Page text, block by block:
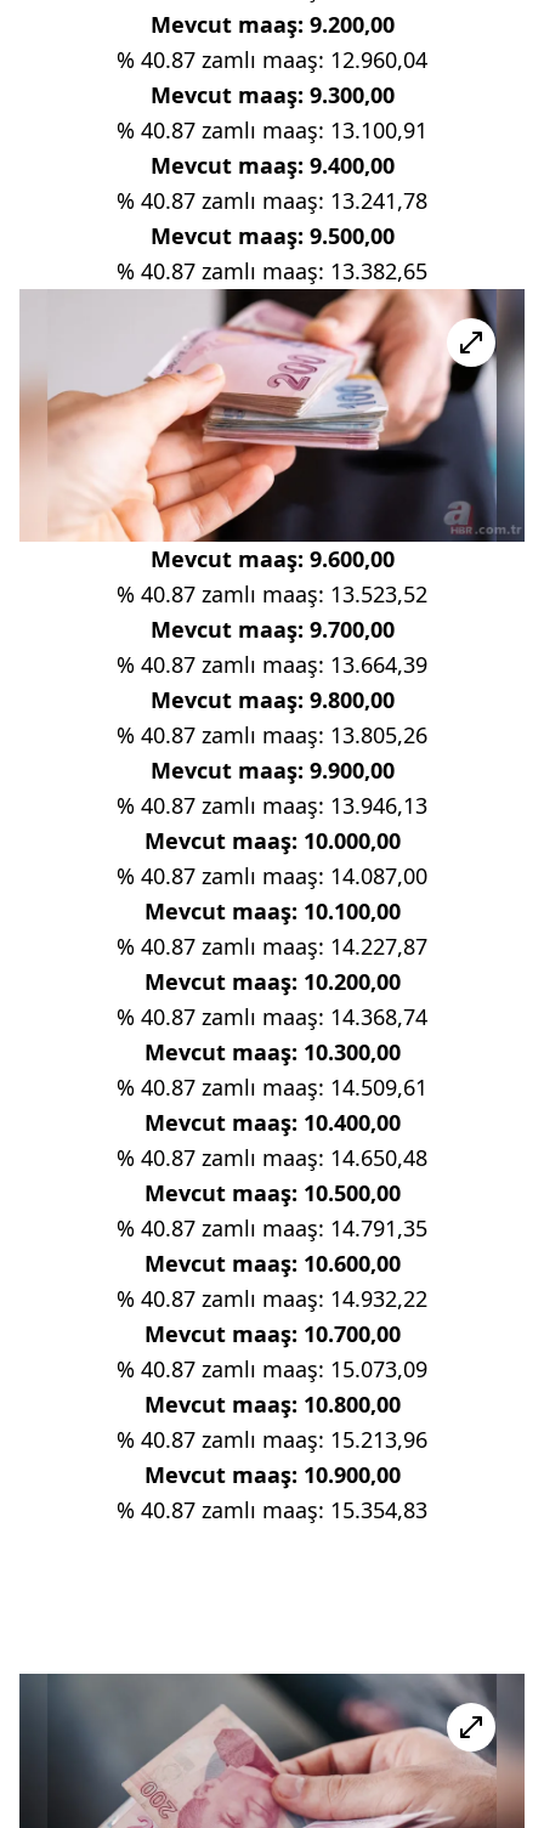
Mevcut maaş: 9.200,00
% 40.87 zamlı maaş: 12.960,04
Mevcut maaş: 9.300,00
% 40.87 zamlı maaş: 13.100,91
Mevcut maaş: 9.400,00
% 40.87 zamlı maaş: 13.241,78
Mevcut maaş: 9.500,00
% 40.87 zamlı maaş: 13.382,65
Mevcut maaş: 9.600,00
% 40.87 zamlı maaş: 13.523,52
Mevcut maaş: 9.700,00
% 40.87 zamlı maaş: 13.664,39
Mevcut maaş: 9.800,00
% 40.87 zamlı maaş: 13.805,26
Mevcut maaş: 9.900,00
% 40.87 zamlı maaş: 13.946,13
Mevcut maaş: 10.000,00
% 40.87 zamlı maaş: 14.087,00
Mevcut maaş: 10.100,00
% 40.87 zamlı maaş: 14.227,87
Mevcut maaş: 10.200,00
% 40.87 zamlı maaş: 14.368,74
Mevcut maaş: 10.300,00
% 40.87 zamlı maaş: 14.509,61
Mevcut maaş: 10.400,00
% 40.87 zamlı maaş: 14.650,48
Mevcut maaş: 10.500,00
% 40.87 zamlı maaş: 14.791,35
Mevcut maaş: 10.600,00
% 40.87 zamlı maaş: 14.932,22
Mevcut maaş: 10.700,00
% 40.87 zamlı maaş: 15.073,09
Mevcut maaş: 10.800,00
% 40.87 zamlı maaş: 15.213,96
Mevcut maaş: 10.900,00
% 40.87 zamlı maaş: 15.354,83